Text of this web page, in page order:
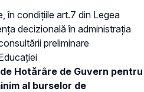
în condiţiile art.7 din Legea
decizională în administraţia
preliminare
Hotărâre de Guvern pentru
al burselor de